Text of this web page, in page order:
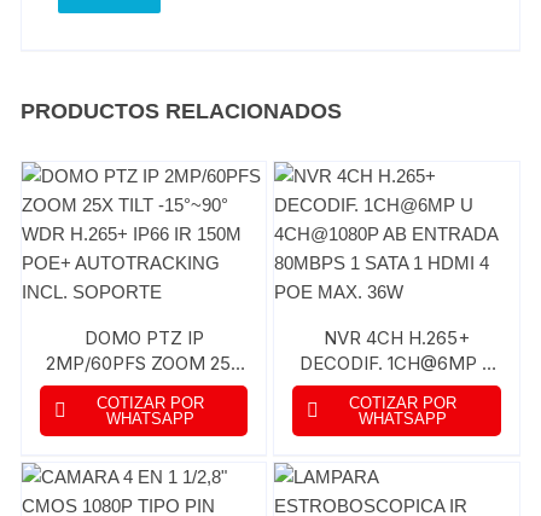
PRODUCTOS RELACIONADOS
DOMO PTZ IP
2MP/60PFS ZOOM 25X
TILT -15°~90° WDR
H.265+ IP66 IR 150M
POE+ AUTOTRACKING
INCL. SOPORTE
COTIZAR POR
WHATSAPP
NVR 4CH H.265+
DECODIF. 1CH@6MP U
4CH@1080P AB
ENTRADA 80MBPS 1
SATA 1 HDMI 4 POE
MAX. 36W
COTIZAR POR
WHATSAPP